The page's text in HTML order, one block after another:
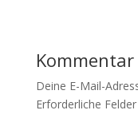
Deine E-Mail-
Erforderliche